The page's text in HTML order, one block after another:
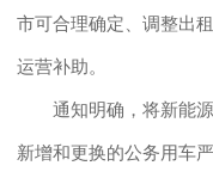
市可合理确定、调整出
运营补助。
通知明确，将新能源
新增和更换的公务用车